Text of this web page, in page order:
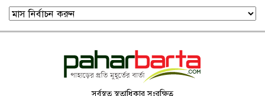
পাহাড়বার্তা
আর্কাইভ
সর্বস্বত্ব স্বত্বাধিকার সংরক্ষিত